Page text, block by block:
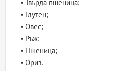
• Твърда пшеница;
• Глутен;
• Овес;
• Ръж;
• Пшеница;
• Ориз.